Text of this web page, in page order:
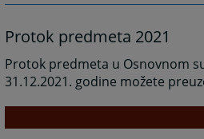
Protok predmeta 2021
Protok predmeta u Osnovnom
31.12.2021. godine možete